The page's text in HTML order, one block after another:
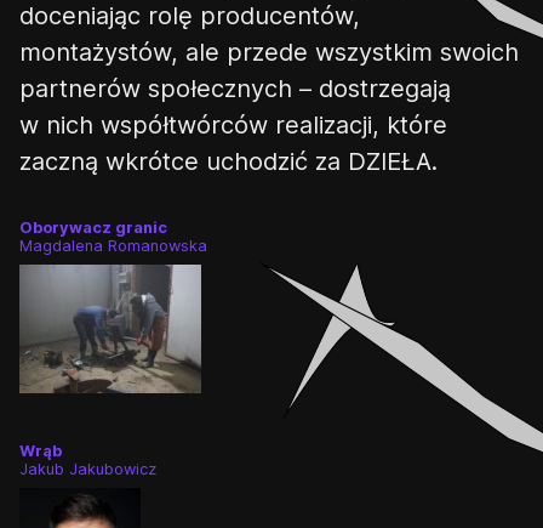
Oborywacz granic
Magdalena Romanowska
Wrąb
Jakub Jakubowicz
doceniając rolę producentów,
montażystów, ale przede wszystkim swoich
partnerów społecznych – dostrzegają
w nich współtwórców realizacji, które
zaczną wkrótce uchodzić za DZIEŁA.